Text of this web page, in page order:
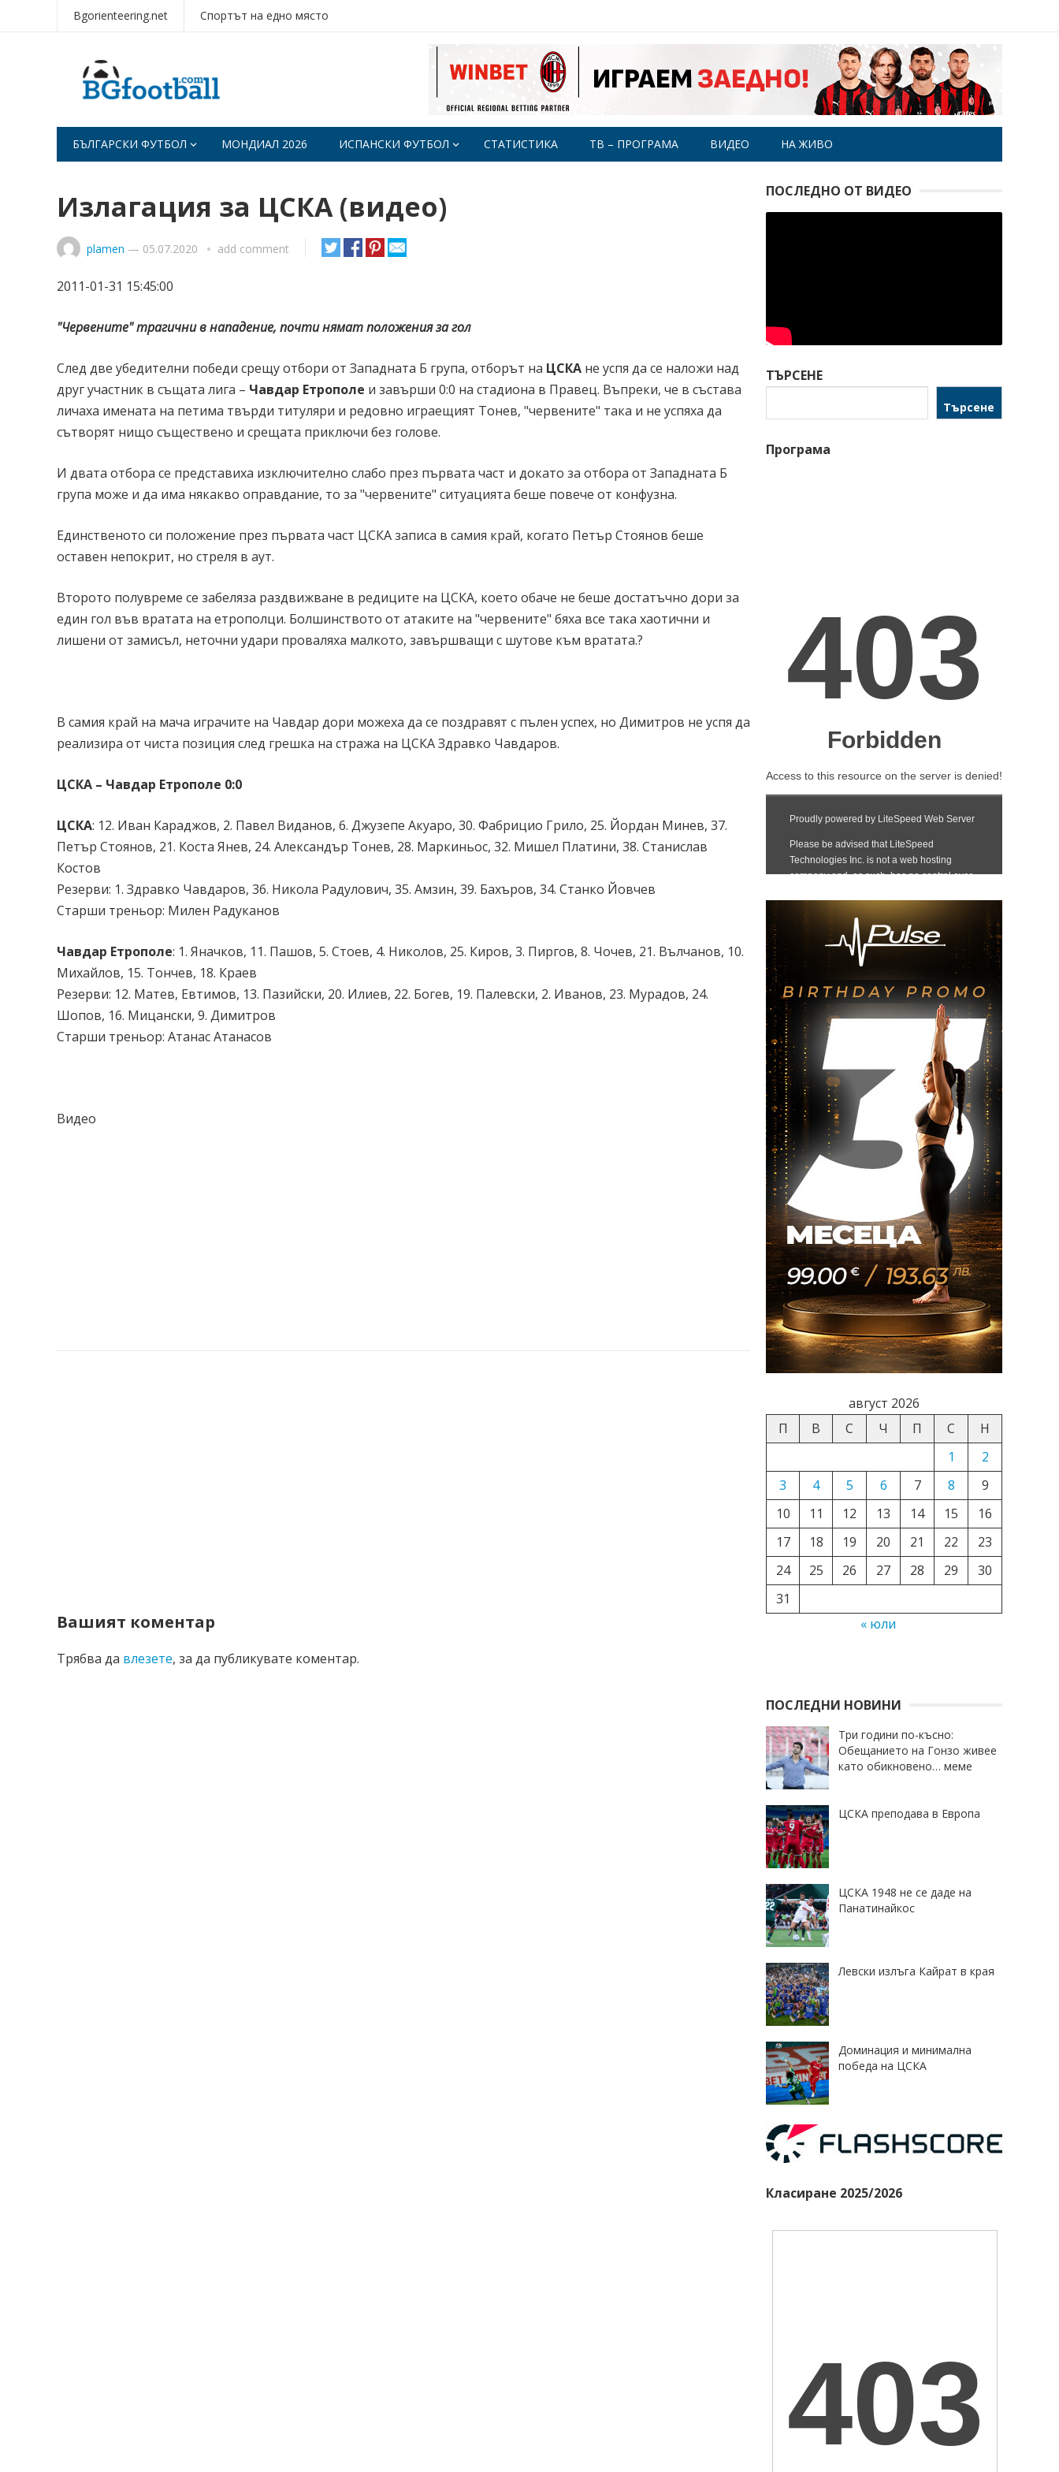
Bgorienteering.net Спортът на едно място
БЪЛГАРСКИ ФУТБОЛ МОНДИАЛ 2026 ИСПАНСКИ ФУТБОЛ СТАТИСТИКА ТВ – ПРОГРАМА ВИДЕО НА ЖИВО
Излагация за ЦСКА (видео)
plamen — 05.07.2020 add comment
2011-01-31 15:45:00
"Червените" трагични в нападение, почти нямат положения за гол
След две убедителни победи срещу отбори от Западната Б група, отборът на ЦСКА не успя да се наложи над
друг участник в същата лига – Чавдар Етрополе и завърши 0:0 на стадиона в Правец. Въпреки, че в състава
личаха имената на петима твърди титуляри и редовно играещият Тонев, "червените" така и не успяха да
сътворят нищо съществено и срещата приключи без голове.
И двата отбора се представиха изключително слабо през първата част и докато за отбора от Западната Б
група може и да има някакво оправдание, то за "червените" ситуацията беше повече от конфузна.
Единственото си положение през първата част ЦСКА записа в самия край, когато Петър Стоянов беше
оставен непокрит, но стреля в аут.
Второто полувреме се забеляза раздвижване в редиците на ЦСКА, което обаче не беше достатъчно дори за
един гол във вратата на етрополци. Болшинството от атаките на "червените" бяха все така хаотични и
лишени от замисъл, неточни удари проваляха малкото, завършващи с шутове към вратата.?
В самия край на мача играчите на Чавдар дори можеха да се поздравят с пълен успех, но Димитров не успя да
реализира от чиста позиция след грешка на стража на ЦСКА Здравко Чавдаров.
ЦСКА – Чавдар Етрополе 0:0
ЦСКА: 12. Иван Караджов, 2. Павел Виданов, 6. Джузепе Акуаро, 30. Фабрицио Грило, 25. Йордан Минев, 37.
Петър Стоянов, 21. Коста Янев, 24. Александър Тонев, 28. Маркиньос, 32. Мишел Платини, 38. Станислав
Костов
Резерви: 1. Здравко Чавдаров, 36. Никола Радулович, 35. Амзин, 39. Бахъров, 34. Станко Йовчев
Старши треньор: Милен Радуканов
Чавдар Етрополе: 1. Яначков, 11. Пашов, 5. Стоев, 4. Николов, 25. Киров, 3. Пиргов, 8. Чочев, 21. Вълчанов, 10.
Михайлов, 15. Тончев, 18. Краев
Резерви: 12. Матев, Евтимов, 13. Пазийски, 20. Илиев, 22. Богев, 19. Палевски, 2. Иванов, 23. Мурадов, 24.
Шопов, 16. Мицански, 9. Димитров
Старши треньор: Атанас Атанасов
Видео
Вашият коментар
Трябва да влезете, за да публикувате коментар.
ПОСЛЕДНО ОТ ВИДЕО
ТЪРСЕНЕ
Търсене
Програма
август 2026
П
В С Ч П С
Н
1
2
3
4 5 6 7 8
9
10
11 12 13 14 15
16
17
18 19 20 21 22
23
24
25 26 27 28 29
30
31
« юли
ПОСЛЕДНИ НОВИНИ
Три години по-късно:
Обещанието на Гонзо живее
като обикновено… меме
ЦСКА преподава в Европа
ЦСКА 1948 не се даде на
Панатинайкос
Левски излъга Кайрат в края
Доминация и минимална
победа на ЦСКА
Класиране 2025/2026